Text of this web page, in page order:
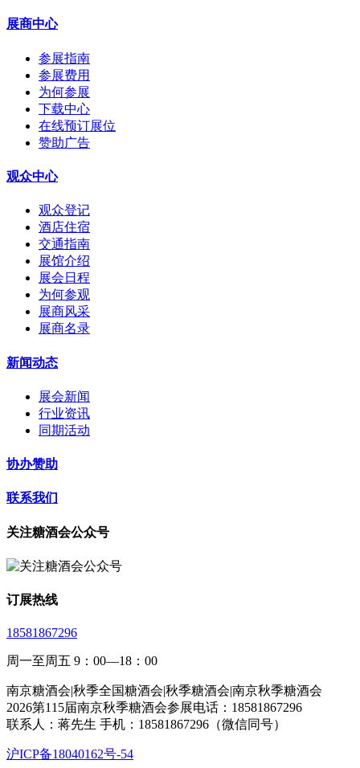
展商中心
参展指南
参展费用
为何参展
下载中心
在线预订展位
赞助广告
观众中心
观众登记
酒店住宿
交通指南
展馆介绍
展会日程
为何参观
展商风采
展商名录
新闻动态
展会新闻
行业资讯
同期活动
协办赞助
联系我们
关注糖酒会公众号
订展热线
18581867296
周一至周五 9：00—18：00
南京糖酒会|秋季全国糖酒会|秋季糖酒会|南京秋季糖酒会
2026第115届南京秋季糖酒会参展电话：18581867296
联系人：蒋先生 手机：18581867296（微信同号）
沪ICP备18040162号-54